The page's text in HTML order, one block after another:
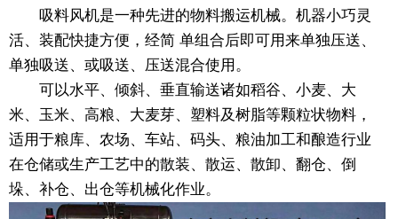
吸料风机是一种先进的物料搬运机械。机器小巧灵
活、装配快捷方便，经简 单组合后即可用来单独压送、
单独吸送、或吸送、压送混合使用。
可以水平、倾斜、垂直输送诸如稻谷、小麦、大
米、玉米、高粮、大麦芽、塑料及树脂等颗粒状物料，
适用于粮库、农场、车站、码头、粮油加工和酿造行业
在仓储或生产工艺中的散装、散运、散卸、翻仓、倒
垛、补仓、出仓等机械化作业。